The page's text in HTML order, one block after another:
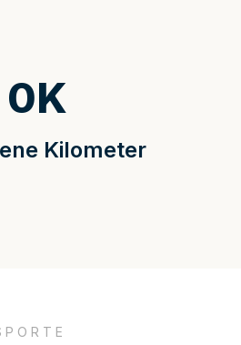
Kilometer
0K